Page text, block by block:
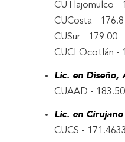
CUTlajomulco -
CUCosta -
CUSur - 179.00
CUCI Ocotlán -
Lic. en Diseño,
CUAAD - 183.50
Lic. en
CUCS -